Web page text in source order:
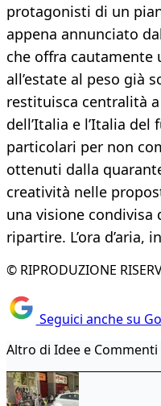
protagonisti di un
appena annunciato
che offra cautamente
all’estate al peso già
restituisca centralità
dell’Italia e l’Italia
particolari per non
ottenuti dalla
creatività nelle
una visione
ripartire. L’ora d’aria,
© RIPRODUZIONE
Seguici anche su
Altro di Idee e Commenti